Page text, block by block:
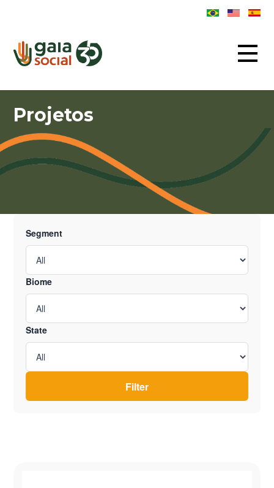
Projetos
Segment
Biome
State
Filter